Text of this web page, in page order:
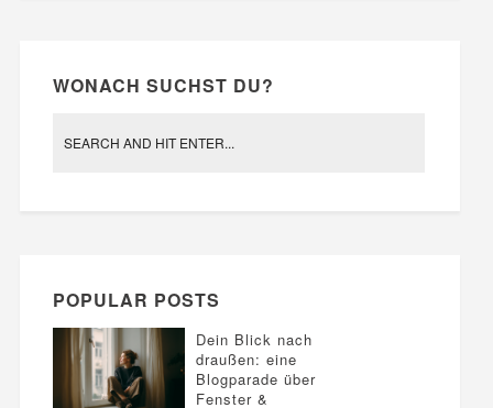
WONACH SUCHST DU?
POPULAR POSTS
Dein Blick nach
draußen: eine
Blogparade über
Fenster &